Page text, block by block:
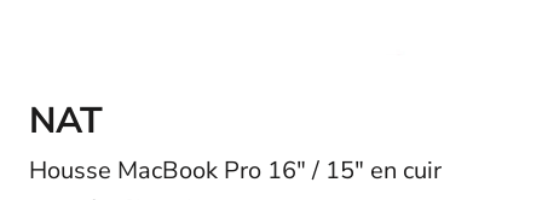
NAT
Housse MacBook Pro 16" / 15" en cuir